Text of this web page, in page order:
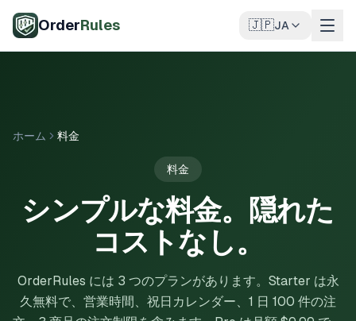
OrderRules 🇯🇵JA
ホーム 料金
料金
シンプルな料金。隠れた
コストなし。
OrderRules には 3 つのプランがあります。Starter は永
久無料で、営業時間、祝日カレンダー、1 日 100 件の注